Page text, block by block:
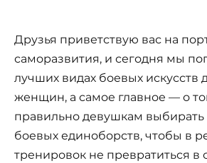
Друзья приветствую вас на
саморазвития, и сегодня мы
лучших видах боевых искусств
женщин, а самое главное — о
правильно девушкам выбирать
боевых единоборств, чтобы в
тренировок не превратиться в